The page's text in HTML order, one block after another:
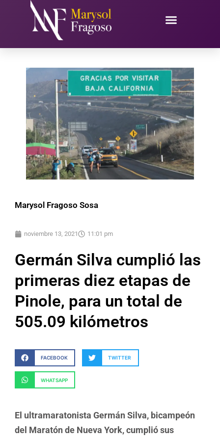
contenido
Marysol Fragoso Sosa
noviembre 13, 2021 11:01 pm
Germán Silva cumplió las
primeras diez etapas de
Pinole, para un total de
505.09 kilómetros
FACEBOOK TWITTER
WHATSAPP
El ultramaratonista Germán Silva, bicampeón
del Maratón de Nueva York, cumplió sus